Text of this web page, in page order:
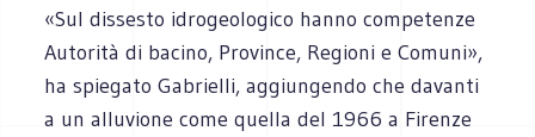
«Sul dissesto idrogeologico hanno competenze
Autorità di bacino, Province, Regioni e Comuni»,
ha spiegato Gabrielli, aggiungendo che davanti
a un alluvione come quella del 1966 a Firenze